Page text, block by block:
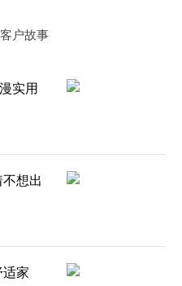
客户故事
实用
想出
家